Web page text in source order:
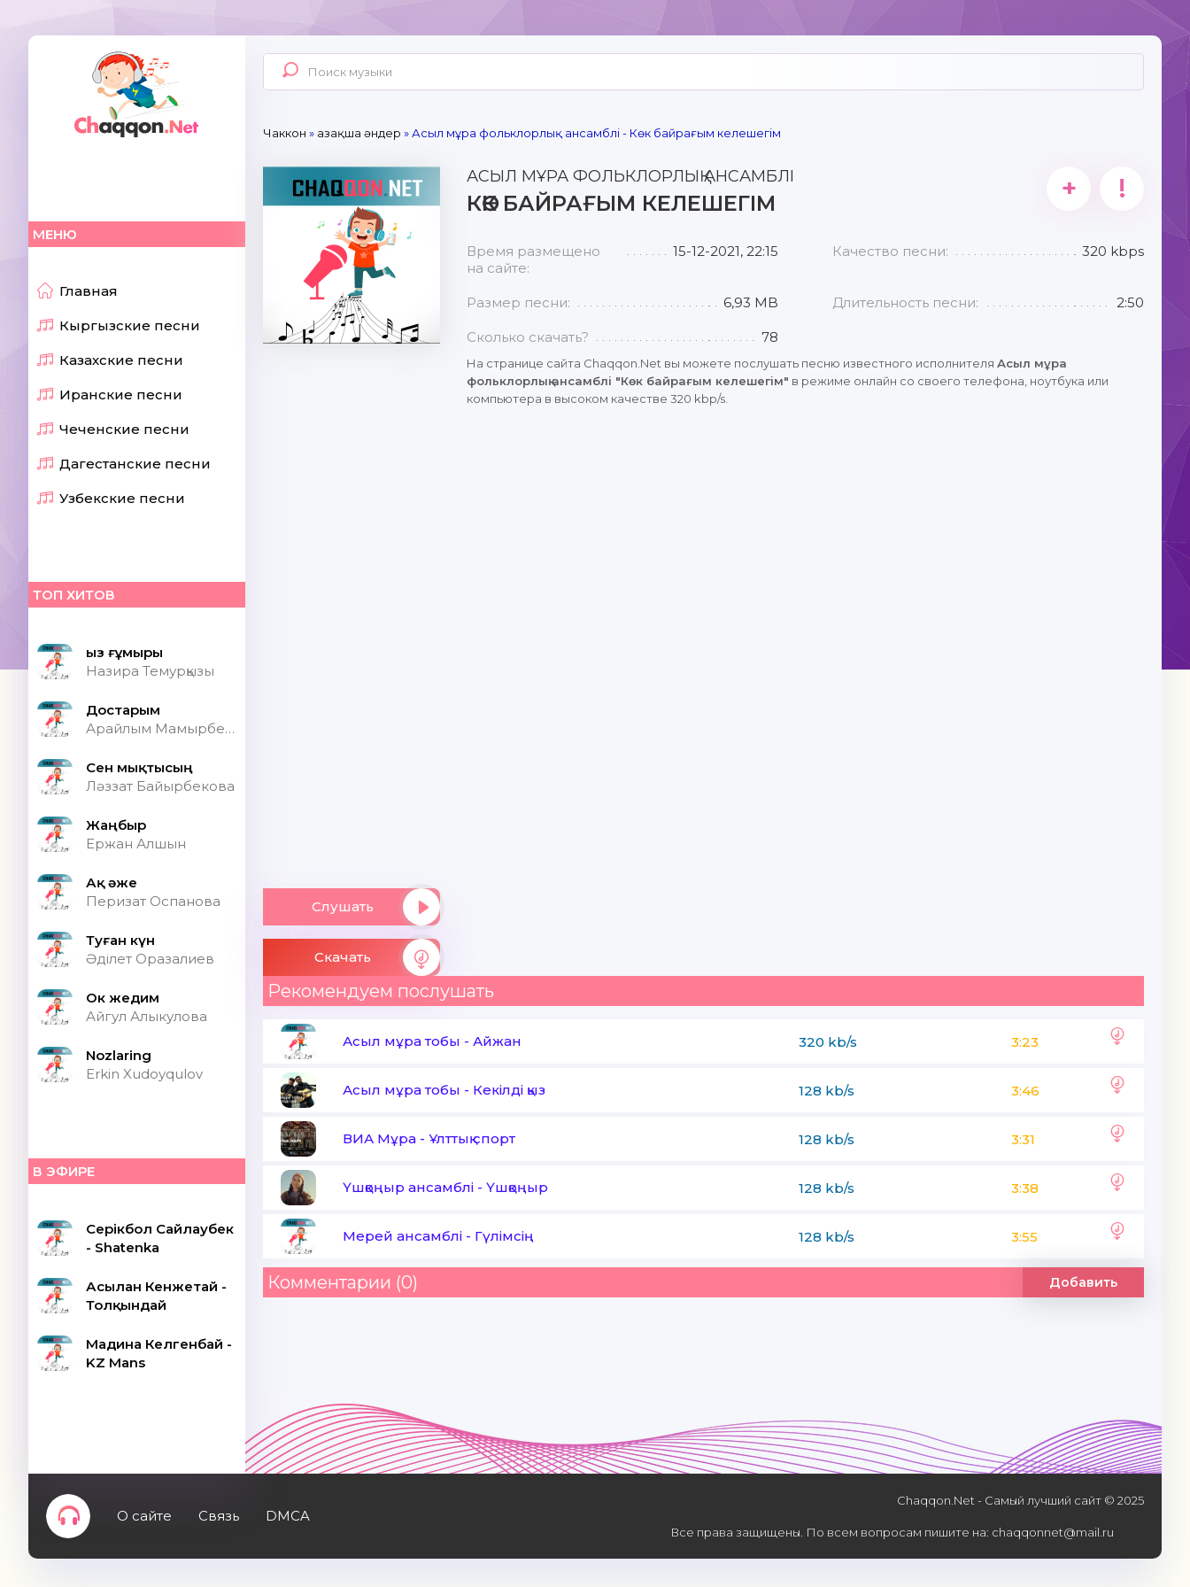
МЕНЮ
Главная
Кыргызские песни
Казахские песни
Иранские песни
Чеченские песни
Дагестанские песни
Узбекские песни
ТОП ХИТОВ
Қыз ғұмыры
Назира Темурқызы
Достарым
Арайлым Мамырбекқызы
Сен мықтысың
Ләззат Байырбекова
Жаңбыр
Ержан Алшын
Ақ әже
Перизат Оспанова
Туған күн
Әділет Оразалиев
Ок жедим
Айгул Алыкулова
Nozlaring
Erkin Xudoyqulov
В ЭФИРЕ
Серікбол Сайлаубек
- Shatenka
Асылан Кенжетай -
Толқындай
Мадина Келгенбай -
KZ Mans
Чаккон » Қазақша әндер » Асыл мұра фольклорлық ансамблі - Көк байрағым келешегім
Слушать
Скачать
АСЫЛ МҰРА ФОЛЬКЛОРЛЫҚ АНСАМБЛІ
КӨК БАЙРАҒЫМ КЕЛЕШЕГІМ + !
Время размещено
на сайте:
15-12-2021, 22:15 Качество песни: 320 kbps
Размер песни: 6,93 MB Длительность песни: 2:50
Сколько скачать? 78
На странице сайта Chaqqon.Net вы можете послушать песню известного исполнителя Асыл мұра
фольклорлық ансамблі "Көк байрағым келешегім" в режиме онлайн со своего телефона, ноутбука или
компьютера в высоком качестве 320 kbp/s.
Рекомендуем послушать
Асыл мұра тобы - Айжан 320 kb/s 3:23
Асыл мұра тобы - Кекілді қыз 128 kb/s 3:46
ВИА Мұра - Ұлттық спорт 128 kb/s 3:31
Үшқоңыр ансамблі - Үшқоңыр 128 kb/s 3:38
Мерей ансамблі - Гүлімсің 128 kb/s 3:55
Комментарии (0) Добавить
О сайте Связь DMCA
Chaqqon.Net - Самый лучший сайт © 2025
Все права защищены. По всем вопросам пишите на: chaqqonnet@mail.ru